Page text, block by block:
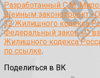
Разработанный С.М.
Шеиным законопроект
32 Жилищного кодекса
Федеральный закон «О
Жилищного кодекса
по ссылке.
Поделиться в ВК